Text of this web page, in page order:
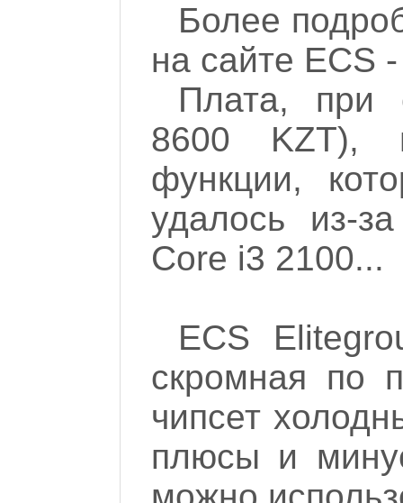
Более
на сайте ECS
Плата, при
8600 KZT),
функции,
удалось из-
Core i3 2100...
ECS
скромная по
чипсет
плюсы и